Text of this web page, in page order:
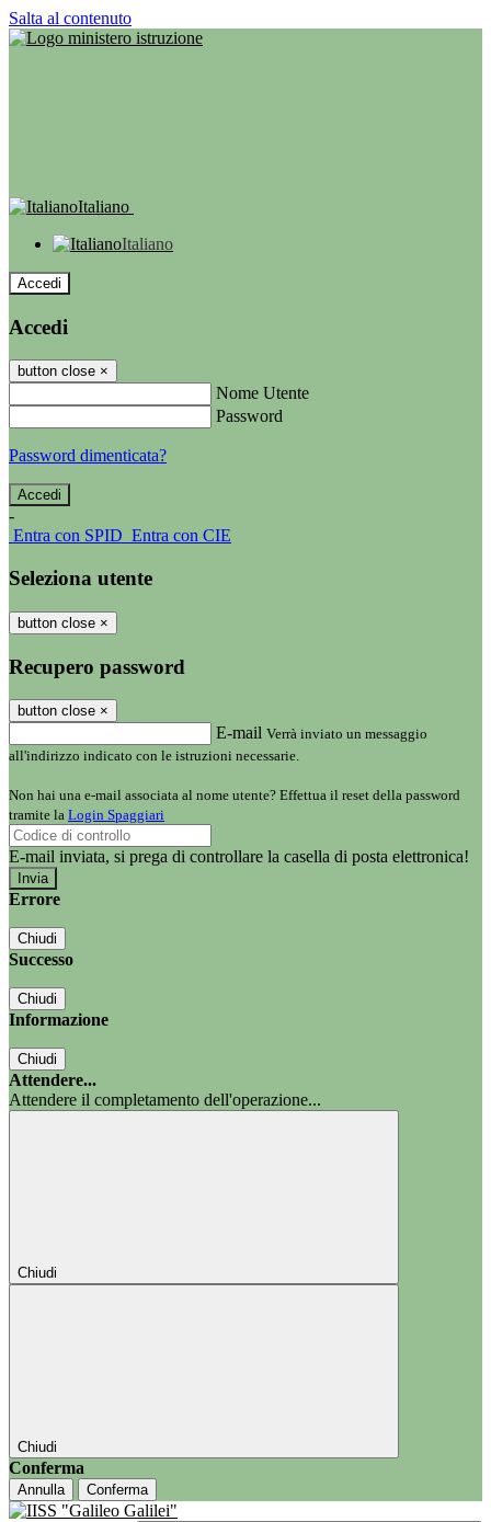
Salta al contenuto
Italiano
Italiano
Accedi
Accedi
button close ×
Nome Utente
Password
Password dimenticata?
-
Entra con SPID Entra con CIE
Seleziona utente
button close ×
Recupero password
button close ×
E-mail Verrà inviato un messaggio
all'indirizzo indicato con le istruzioni necessarie.
Non hai una e-mail associata al nome utente? Effettua il reset della password
tramite la Login Spaggiari
E-mail inviata, si prega di controllare la casella di posta elettronica!
Errore
Chiudi
Successo
Chiudi
Informazione
Chiudi
Attendere...
Attendere il completamento dell'operazione...
Chiudi
Chiudi
Conferma
Annulla Conferma